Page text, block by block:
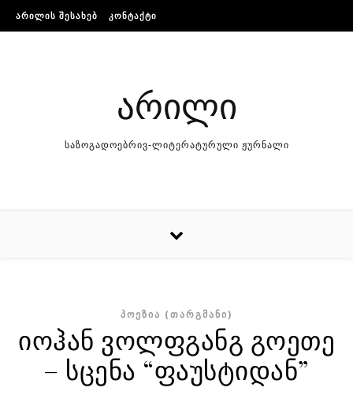
Skip to content
ᲐᲠᲘᲚᲘᲡ ᲨᲔᲡᲐᲮᲔᲑ ᲙᲝᲜᲢᲐᲥᲢᲘ
არილი
საზოგადოებრივ-ლიტერატურული ჟურნალი
ᲞᲝᲔᲖᲘᲐ (ᲗᲐᲠᲒᲛᲐᲜᲘ)
იოჰან ვოლფგანგ გოეთე
– სცენა “ფაუსტიდან”